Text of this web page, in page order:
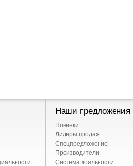
Наши предложения
Новинки
Лидеры продаж
Спецпредложение
Производители
Система лояльности